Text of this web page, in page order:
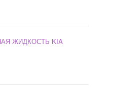
ЖИДКОСТЬ KIA